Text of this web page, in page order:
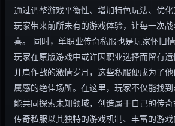
通过调整游戏平衡性、增加特色玩法、优
玩家带来前所未有的游戏体验，让每一次
喜。 同时，单职业传奇私服也是玩家怀旧
玩家在原版游戏中或许因职业选择而留有
并肩作战的激情岁月，这些私服便成为了
属感的绝佳场所。在这里，玩家不仅能找
能共同探索未知领域，创造属于自己的传
传奇私服以其独特的游戏机制、丰富的游